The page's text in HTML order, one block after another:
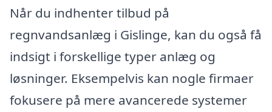
Når du indhenter tilbud på
regnvandsanlæg i Gislinge, kan du også få
indsigt i forskellige typer anlæg og
løsninger. Eksempelvis kan nogle firmaer
fokusere på mere avancerede systemer